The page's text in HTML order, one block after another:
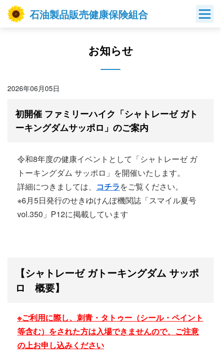
Skip
石油製品販売健康保険組合
お知らせ
2026年06月05日
初開催 ファミリーハイク「シャトレーゼ ガト
ーキングダムサッポロ」のご案内
令和8年度の健康イベントとして「シャトレーゼ ガ
トーキングダム サッポロ」を開催いたします。
詳細につきましては、 コチラをご覧ください。
※6月5日発行のせきゆけんぽ機関誌「スマイル夏号
vol.350」P12に掲載しています
【シャトレーゼ ガトーキングダム サッポ
ロ 概要】
※ご利用に際し、刺青・タトゥー（シール・ペイント
等含む）をされた方は入場できませんので、ご注意
の上お申し込みください